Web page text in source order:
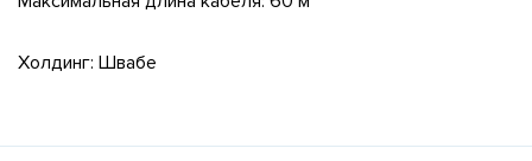
Холдинг: Швабе